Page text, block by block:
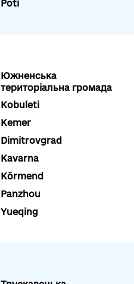
Poti
Южненська
територіальна громада
Kobuleti
Kemer
Dimitrovgrad
Kavarna
Körmend
Panzhou
Yueqing